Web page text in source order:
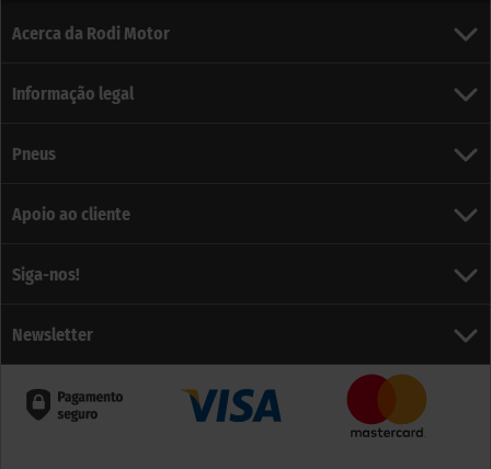
Acerca da Rodi Motor
Informação legal
Pneus
Apoio ao cliente
Siga-nos!
Newsletter